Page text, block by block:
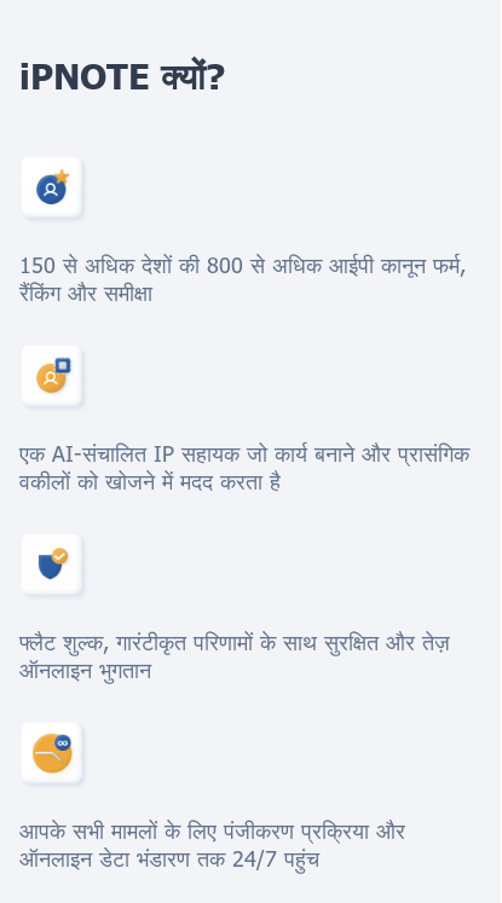
iPNOTE क्यों?
150 से अधिक देशों की 800 से अधिक आईपी कानून फर्म,
रैंकिंग और समीक्षा
एक AI-संचालित IP सहायक जो कार्य बनाने और प्रासंगिक
वकीलों को खोजने में मदद करता है
फ्लैट शुल्क, गारंटीकृत परिणामों के साथ सुरक्षित और तेज़
ऑनलाइन भुगतान
आपके सभी मामलों के लिए पंजीकरण प्रक्रिया और
ऑनलाइन डेटा भंडारण तक 24/7 पहुंच